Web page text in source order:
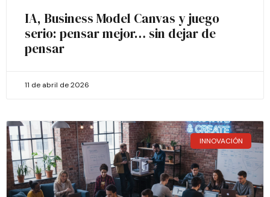
IA, Business Model Canvas y juego
serio: pensar mejor… sin dejar de
pensar
11 de abril de 2026
INNOVACIÓN